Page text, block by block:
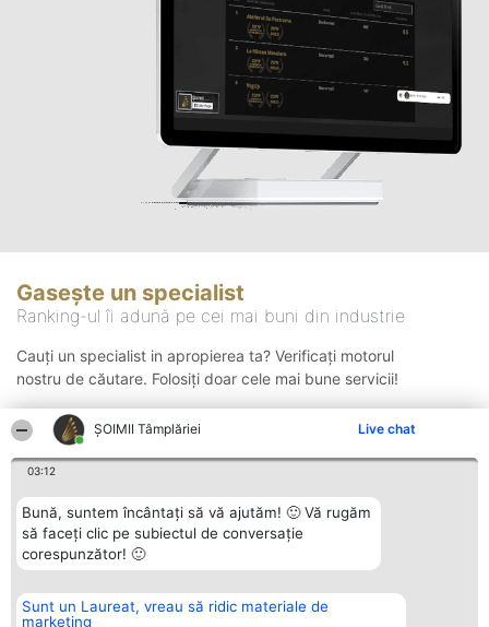
ȘOIMII Tâmplăriei Live chat
03:12
Bună, suntem încântați să vă ajutăm! 🙂 Vă rugăm
să faceți clic pe subiectul de conversație
corespunzător! 🙂
Sunt un Laureat, vreau să ridic materiale de
marketing
Gasește un specialist
Ranking-ul îi adună pe cei mai buni din industrie
Cauți un specialist in apropierea ta? Verificați motorul
nostru de căutare. Folosiți doar cele mai bune servicii!
Organizator Ranking
BRIGHT SOLUTIONS BR SRL
Plebiscyt Contact